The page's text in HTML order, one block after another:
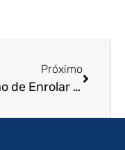
Próximo
Portão de Enrolar em Guaratingueta – SP